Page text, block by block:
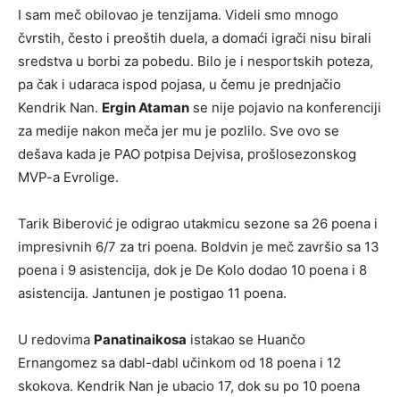
I sam meč obilovao je tenzijama. Videli smo mnogo
čvrstih, često i preoštih duela, a domaći igrači nisu birali
sredstva u borbi za pobedu. Bilo je i nesportskih poteza,
pa čak i udaraca ispod pojasa, u čemu je prednjačio
Kendrik Nan. Ergin Ataman se nije pojavio na konferenciji
za medije nakon meča jer mu je pozlilo. Sve ovo se
dešava kada je PAO potpisa Dejvisa, prošlosezonskog
MVP-a Evrolige.
Tarik Biberović je odigrao utakmicu sezone sa 26 poena i
impresivnih 6/7 za tri poena. Boldvin je meč završio sa 13
poena i 9 asistencija, dok je De Kolo dodao 10 poena i 8
asistencija. Jantunen je postigao 11 poena.
U redovima Panatinaikosa istakao se Huančo
Ernangomez sa dabl-dabl učinkom od 18 poena i 12
skokova. Kendrik Nan je ubacio 17, dok su po 10 poena